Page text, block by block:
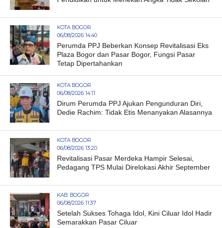
KOTA BOGOR
06/08/2026 14:40
Perumda PPJ Beberkan Konsep Revitalisasi Eks
Plaza Bogor dan Pasar Bogor, Fungsi Pasar
Tetap Dipertahankan
KOTA BOGOR
06/08/2026 14:11
Dirum Perumda PPJ Ajukan Pengunduran Diri,
Dedie Rachim: Tidak Etis Menanyakan Alasannya
KOTA BOGOR
06/08/2026 13:20
Revitalisasi Pasar Merdeka Hampir Selesai,
Pedagang TPS Mulai Direlokasi Akhir September
KAB. BOGOR
06/08/2026 11:37
Setelah Sukses Tohaga Idol, Kini Ciluar Idol Hadir
Semarakkan Pasar Ciluar